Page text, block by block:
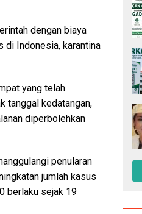
dengan biaya
di Indonesia, karantina
yang telah
tanggal kedatangan,
diperbolehkan
penularan
jumlah kasus
berlaku sejak 19